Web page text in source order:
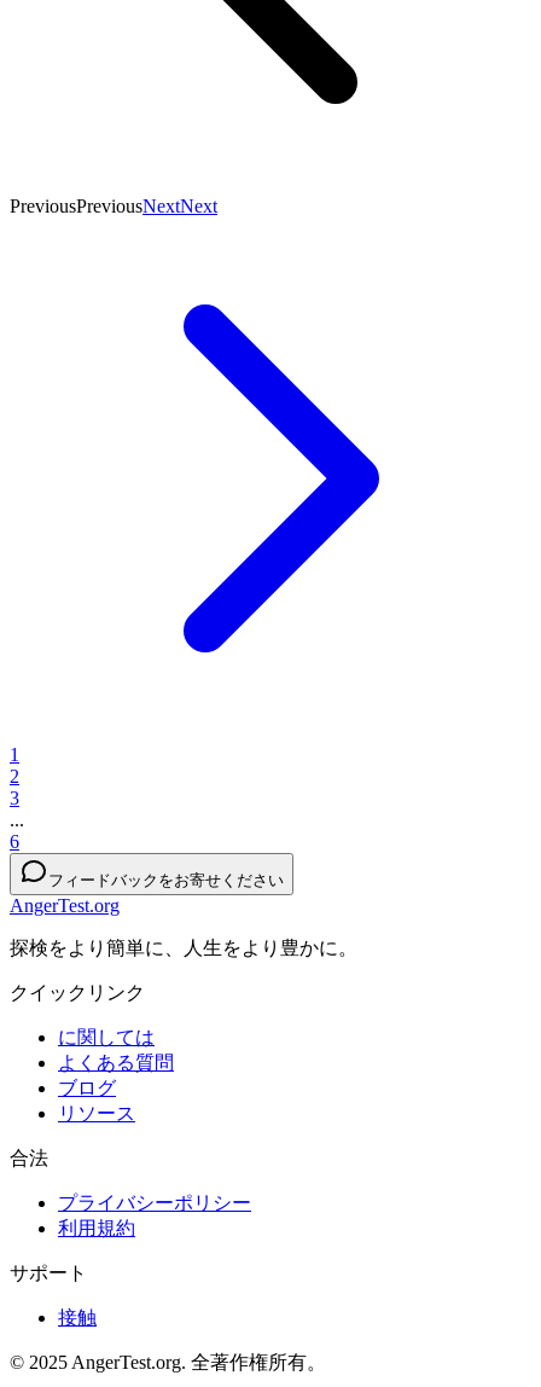
PreviousPreviousNextNext
1
2
3
...
6
フィードバックをお寄せください
AngerTest.org
探検をより簡単に、人生をより豊かに。
クイックリンク
に関しては
よくある質問
ブログ
リソース
合法
プライバシーポリシー
利用規約
サポート
接触
© 2025 AngerTest.org. 全著作権所有。